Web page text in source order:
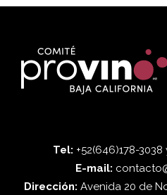
Tel: +52(646)178-
E-mail:
Dirección: Avenida 20 de